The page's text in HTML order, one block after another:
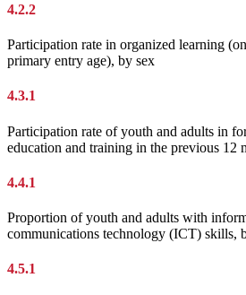
4.2.2
Participation rate in organized learning
primary entry age), by sex
4.3.1
Participation rate of youth and adults in
education and training in the previous 12
4.4.1
Proportion of youth and adults with
communications technology (ICT) skills,
4.5.1